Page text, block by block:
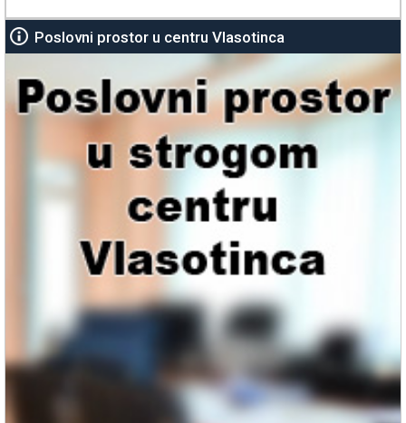
Poslovni prostor u centru Vlasotinca